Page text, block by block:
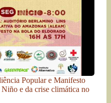
Popular e Manifesto
e da crise climática no